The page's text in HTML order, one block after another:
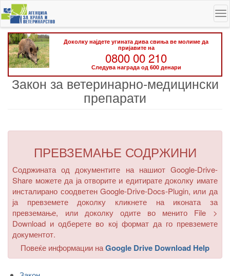
Skip
to
main
content
Доколку најдете угината дива свиња ве молиме да
пријавите на
0800 00 210
Следува награда од 600 денари
Закон за ветеринарно-медицински
препарати
ПРЕВЗЕМАЊЕ СОДРЖИНИ
Содржината од документите на нашиот Google-Drive-
Share можете да ја отворите и едитирате доколку имате
инсталирано соодветен Google-Drive-Docs-Plugin, или да
ја превземете доколку кликнете на иконата за
превземање, или доколку одите во менито File >
Download и одберете во кој формат да го превземете
документот.
Повеќе информации наGoogle Drive Download Help